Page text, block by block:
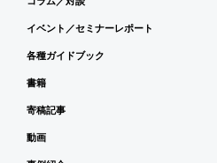
イベント／セミナーレポート
各種ガイドブック
書籍
寄稿記事
動画